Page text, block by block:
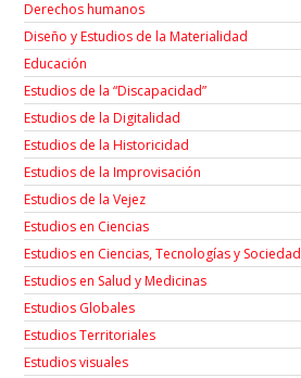
Derechos humanos
Diseño y Estudios de la Materialidad
Educación
Estudios de la “Discapacidad”
Estudios de la Digitalidad
Estudios de la Historicidad
Estudios de la Improvisación
Estudios de la Vejez
Estudios en Ciencias
Estudios en Ciencias, Tecnologías y Sociedad
Estudios en Salud y Medicinas
Estudios Globales
Estudios Territoriales
Estudios visuales